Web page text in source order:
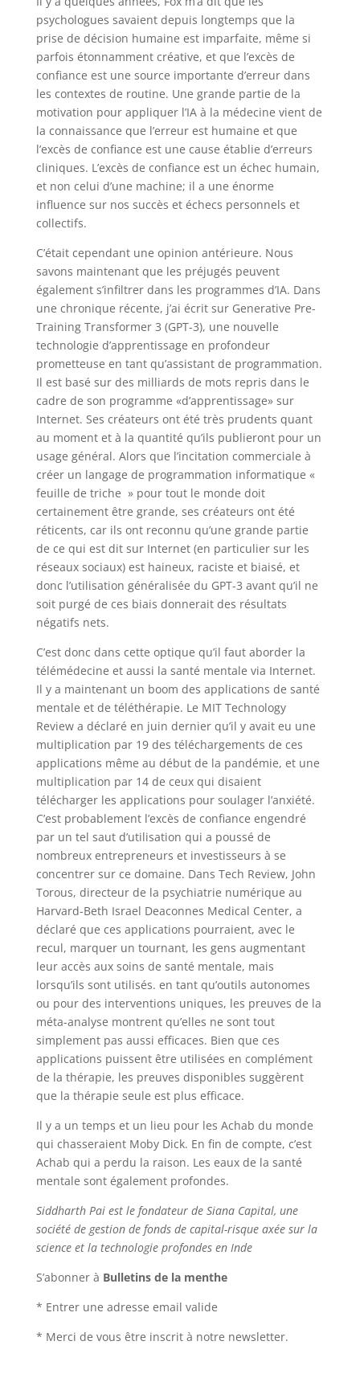
psychologues savaient depuis longtemps que la
prise de décision humaine est imparfaite, même si
parfois étonnamment créative, et que l’excès de
confiance est une source importante d’erreur dans
les contextes de routine. Une grande partie de la
motivation pour appliquer l’IA à la médecine vient de
la connaissance que l’erreur est humaine et que
l’excès de confiance est une cause établie d’erreurs
cliniques. L’excès de confiance est un échec humain,
et non celui d’une machine; il a une énorme
influence sur nos succès et échecs personnels et
collectifs.
C’était cependant une opinion antérieure. Nous
savons maintenant que les préjugés peuvent
également s’infiltrer dans les programmes d’IA. Dans
une chronique récente, j’ai écrit sur Generative Pre-
Training Transformer 3 (GPT-3), une nouvelle
technologie d’apprentissage en profondeur
prometteuse en tant qu’assistant de programmation.
Il est basé sur des milliards de mots repris dans le
cadre de son programme «d’apprentissage» sur
Internet. Ses créateurs ont été très prudents quant
au moment et à la quantité qu’ils publieront pour un
usage général. Alors que l’incitation commerciale à
créer un langage de programmation informatique «
feuille de triche » pour tout le monde doit
certainement être grande, ses créateurs ont été
réticents, car ils ont reconnu qu’une grande partie
de ce qui est dit sur Internet (en particulier sur les
réseaux sociaux) est haineux, raciste et biaisé, et
donc l’utilisation généralisée du GPT-3 avant qu’il ne
soit purgé de ces biais donnerait des résultats
négatifs nets.
C’est donc dans cette optique qu’il faut aborder la
télémédecine et aussi la santé mentale via Internet.
Il y a maintenant un boom des applications de santé
mentale et de téléthérapie. Le MIT Technology
Review a déclaré en juin dernier qu’il y avait eu une
multiplication par 19 des téléchargements de ces
applications même au début de la pandémie, et une
multiplication par 14 de ceux qui disaient
télécharger les applications pour soulager l’anxiété.
C’est probablement l’excès de confiance engendré
par un tel saut d’utilisation qui a poussé de
nombreux entrepreneurs et investisseurs à se
concentrer sur ce domaine. Dans Tech Review, John
Torous, directeur de la psychiatrie numérique au
Harvard-Beth Israel Deaconnes Medical Center, a
déclaré que ces applications pourraient, avec le
recul, marquer un tournant, les gens augmentant
leur accès aux soins de santé mentale, mais
lorsqu’ils sont utilisés. en tant qu’outils autonomes
ou pour des interventions uniques, les preuves de la
méta-analyse montrent qu’elles ne sont tout
simplement pas aussi efficaces. Bien que ces
applications puissent être utilisées en complément
de la thérapie, les preuves disponibles suggèrent
que la thérapie seule est plus efficace.
Il y a un temps et un lieu pour les Achab du monde
qui chasseraient Moby Dick. En fin de compte, c’est
Achab qui a perdu la raison. Les eaux de la santé
mentale sont également profondes.
Siddharth Pai est le fondateur de Siana Capital, une
société de gestion de fonds de capital-risque axée sur la
science et la technologie profondes en Inde
S’abonner à Bulletins de la menthe
* Entrer une adresse email valide
* Merci de vous être inscrit à notre newsletter.